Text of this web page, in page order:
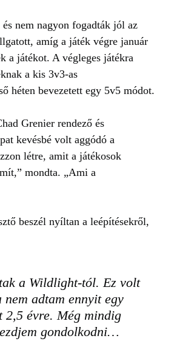
nem nagyon fogadták jól az
amíg a játék végre január
a játékot. A végleges játékra
a kis 3v3-as
héten bevezetett egy 5v5 módot.
Grenier rendező és
kevésbé volt aggódó a
létre, amit a játékosok
mondta. „Ami a
beszél nyíltan a leépítésekről,
a Wildlight-tól. Ez volt
adtam ennyit egy
2,5 évre. Még mindig
gondolkodni…